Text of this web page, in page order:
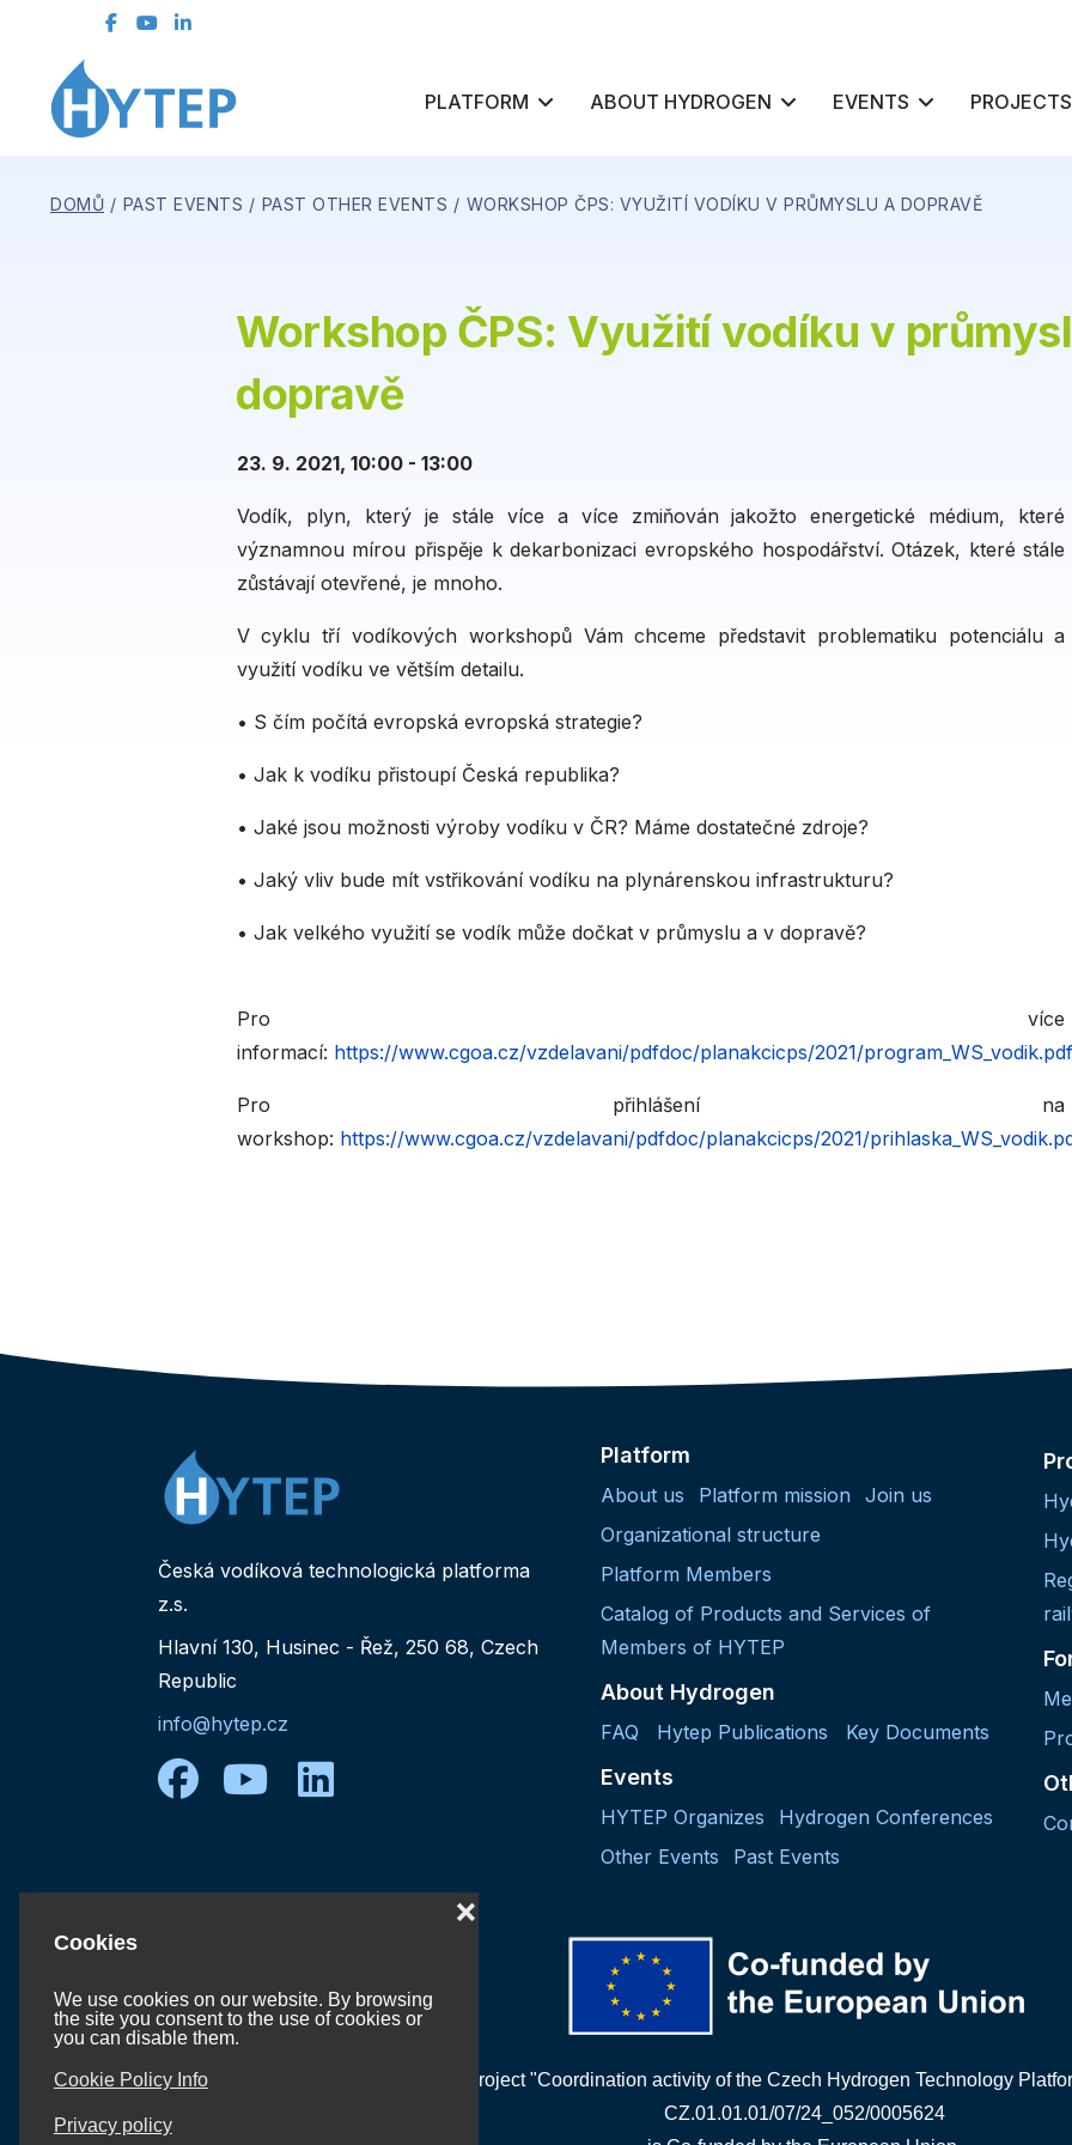
Cookies
We use cookies on our website. By browsing
the site you consent to the use of cookies or
you can disable them.
Cookie Policy Info
Privacy policy
❌
Contact Form
PLATFORM ABOUT HYDROGEN EVENTS PROJECTS
DOMŮ PAST EVENTS PAST OTHER EVENTS WORKSHOP ČPS: VYUŽITÍ VODÍKU V PRŮMYSLU A DOPRAVĚ
Workshop ČPS: Využití vodíku v
dopravě
23. 9. 2021, 10:00 - 13:00
Vodík, plyn, který je stále více a více zmiňován jakožto energetické médium, které
významnou mírou přispěje k dekarbonizaci evropského hospodářství. Otázek, které stále
zůstávají otevřené, je mnoho.
V cyklu tří vodíkových workshopů Vám chceme představit problematiku potenciálu a
využití vodíku ve větším detailu.
• S čím počítá evropská evropská strategie?
• Jak k vodíku přistoupí Česká republika?
• Jaké jsou možnosti výroby vodíku v ČR? Máme dostatečné zdroje?
• Jaký vliv bude mít vstřikování vodíku na plynárenskou infrastrukturu?
• Jak velkého využití se vodík může dočkat v průmyslu a v dopravě?
Pro více
informací: https://www.cgoa.cz/vzdelavani/pdfdoc/planakcicps/2021/program_WS_vodik.pdf
Pro přihlášení na
workshop: https://www.cgoa.cz/vzdelavani/pdfdoc/planakcicps/2021/
Česká vodíková technologická platforma
z.s.
Hlavní 130, Husinec - Řež, 250 68, Czech
Republic
info@hytep.cz
facebook
youtube
linkedin
Platform
About us Platform mission
Join us
Organizational structure
Platform Members
Catalog of Products and Services of
Members of HYTEP
About Hydrogen
FAQ Hytep Publications Key Documents
Events
HYTEP Organizes
Hydrogen Conferences
Other Events
Past Events
Project "Coordination activity of the Czech Hydrogen Technology
CZ.01.01.01/07/24_052/0005624